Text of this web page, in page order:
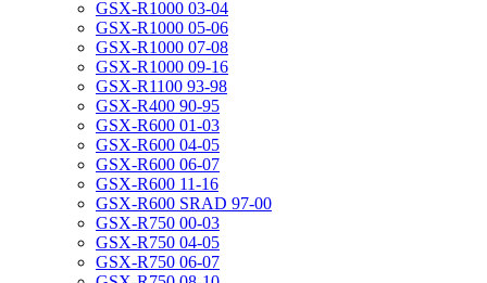
GSX-R1000 03-04
GSX-R1000 05-06
GSX-R1000 07-08
GSX-R1000 09-16
GSX-R1100 93-98
GSX-R400 90-95
GSX-R600 01-03
GSX-R600 04-05
GSX-R600 06-07
GSX-R600 11-16
GSX-R600 SRAD 97-00
GSX-R750 00-03
GSX-R750 04-05
GSX-R750 06-07